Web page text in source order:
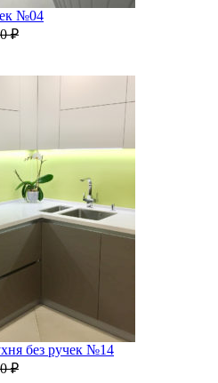
№04
₽
без ручек №14
₽